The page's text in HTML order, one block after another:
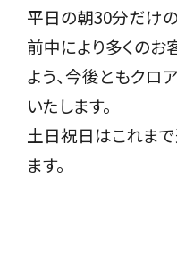
平日の朝30分だけ
前中により多くの
よう、今後ともクロ
いたします。
土日祝日はこれま
ます。